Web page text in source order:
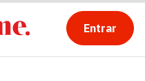
Entrar